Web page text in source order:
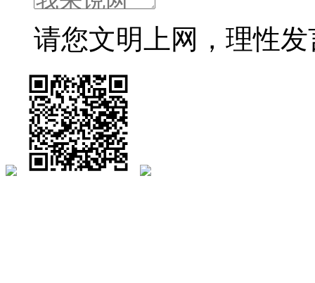
请您文明上网，理性